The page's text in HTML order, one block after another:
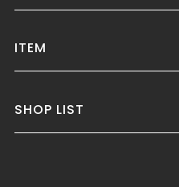
ITEM
SHOP LIST